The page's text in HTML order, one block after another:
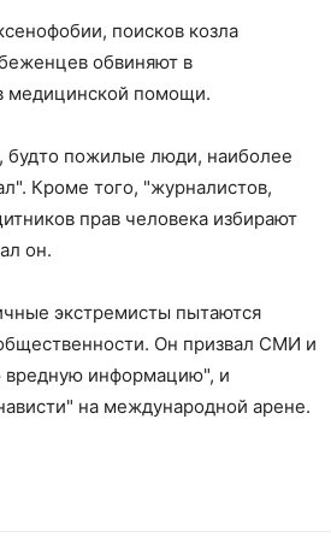
поисков козла
обвиняют в
медицинской помощи.
будто пожилые люди, наиболее
Кроме того, "журналистов,
прав человека избирают
он.
экстремисты пытаются
Он призвал СМИ и
вредную информацию", и
на международной арене.